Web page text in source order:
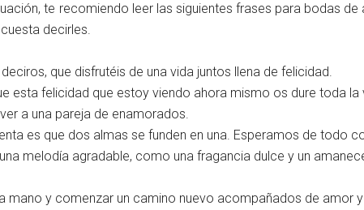
te recomiendo leer las siguientes frases para bodas de
decirles.
que disfrutéis de una vida juntos llena de felicidad.
esta felicidad que estoy viendo ahora mismo os dure toda la
a una pareja de enamorados.
es que dos almas se funden en una. Esperamos de todo
melodía agradable, como una fragancia dulce y un
mano y comenzar un camino nuevo acompañados de amor y